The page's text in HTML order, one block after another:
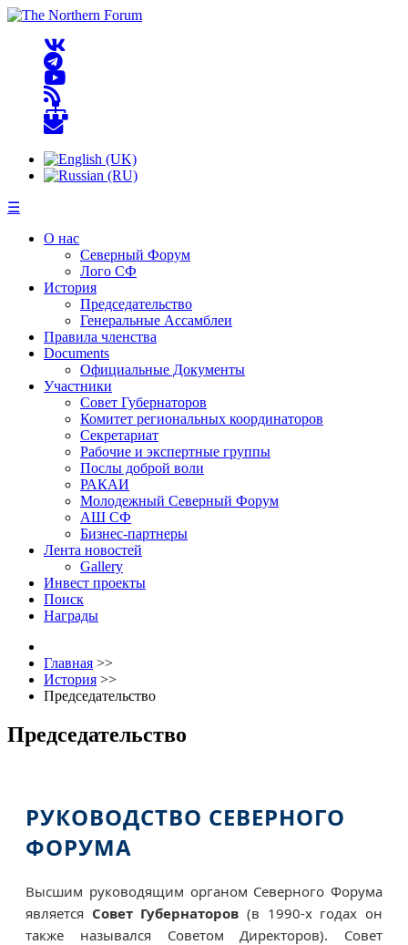
☰
О нас
Северный Форум
Лого СФ
История
Председательство
Генеральные Ассамблеи
Правила членства
Documents
Официальные Документы
Участники
Совет Губернаторов
Комитет региональных координаторов
Секретариат
Рабочие и экспертные группы
Послы доброй воли
РАКАИ
Молодежный Северный Форум
АШ СФ
Бизнес-партнеры
Лента новостей
Gallery
Инвест проекты
Поиск
Награды
Главная >>
История >>
Председательство
Председательство
РУКОВОДСТВО СЕВЕРНОГО
ФОРУМА
Высшим руководящим органом Северного Форума
является Совет Губернаторов (в 1990-х годах он
также назывался Советом Директоров). Совет